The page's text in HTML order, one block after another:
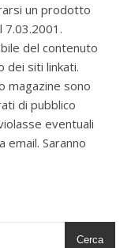
un prodotto
7.03.2001.
del contenuto
dei siti linkati.
magazine sono
di pubblico
eventuali
email. Saranno
Cerca